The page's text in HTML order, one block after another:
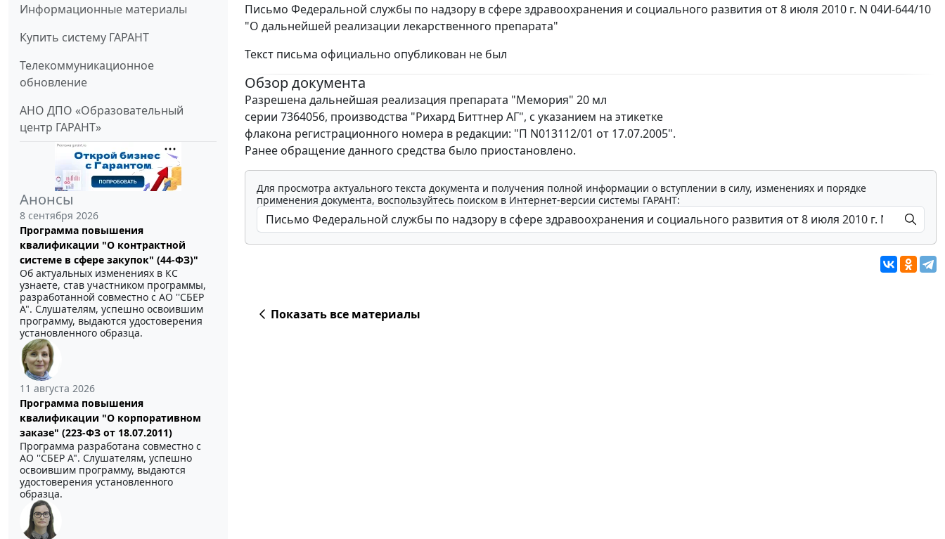
Информационные материалы
Купить систему ГАРАНТ
Телекоммуникационное
обновление
АНО ДПО «Образовательный
центр ГАРАНТ»
Анонсы
8 сентября 2026
Программа повышения
квалификации "О контрактной
системе в сфере закупок" (44-ФЗ)"
Об актуальных изменениях в КС
узнаете, став участником программы,
разработанной совместно с АО ''СБЕР
А". Слушателям, успешно освоившим
программу, выдаются удостоверения
установленного образца.
11 августа 2026
Программа повышения
квалификации "О корпоративном
заказе" (223-ФЗ от 18.07.2011)
Программа разработана совместно с
АО ''СБЕР А". Слушателям, успешно
освоившим программу, выдаются
удостоверения установленного
образца.
Письмо Федеральной службы по надзору в сфере здравоохранения и социального развития от 8 июля 2010 г. N 04И-644/10
"О дальнейшей реализации лекарственного препарата"
Текст письма официально опубликован не был
Обзор документа
Разрешена дальнейшая реализация препарата "Мемория" 20 мл
серии 7364056, производства "Рихард Биттнер АГ", с указанием на этикетке
флакона регистрационного номера в редакции: "П N013112/01 от 17.07.2005".
Ранее обращение данного средства было приостановлено.
Для просмотра актуального текста документа и получения полной информации о вступлении в силу, изменениях и порядке
применения документа, воспользуйтесь поиском в Интернет-версии системы ГАРАНТ:
Показать все материалы